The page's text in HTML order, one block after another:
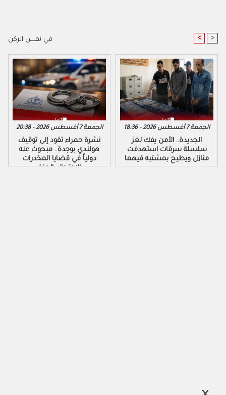
في نفس الركن < >
الجمعة 7 أغسطس 2026 - 20:38
نشرة حمراء تقود إلى توقيف
هولندي بوجدة.. مبحوث عنه
دولياً في قضايا المخدرات
والاحتجاز والعنف
الجمعة 7 أغسطس 2026 - 18:36
الجديدة.. الأمن يفك لغز
سلسلة سرقات استهدفت
منازل ويطيح بمشتبه فيهما